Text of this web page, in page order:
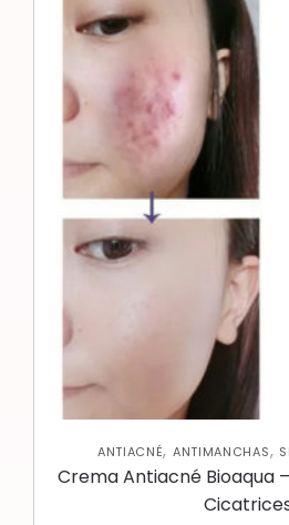
ANTIACNÉ, ANTIMANCHAS,
Crema Antiacné Bioaqua